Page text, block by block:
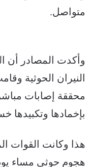
متواصل.
وأكدت المصادر أن
النيران الحوثية
محققة إصابات
بإخمادها وتكبيدها
هذا وكانت القوات
هجوم حوثي مساء